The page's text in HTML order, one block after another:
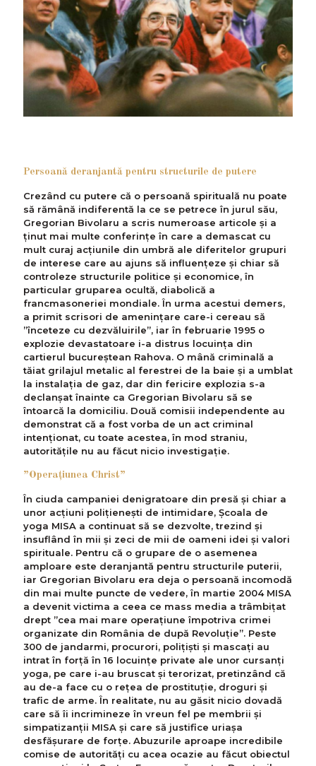
Persoană deranjantă pentru structurile de putere
Crezând cu putere că o persoană spirituală nu poate
să rămână indiferentă la ce se petrece în jurul său,
Gregorian Bivolaru a scris numeroase articole și a
ținut mai multe conferințe în care a demascat cu
mult curaj acțiunile din umbră ale diferitelor grupuri
de interese care au ajuns să influențeze și chiar să
controleze structurile politice și economice, în
particular gruparea ocultă, diabolică a
francmasoneriei mondiale. În urma acestui demers,
a primit scrisori de ameninţare care-i cereau să
”înceteze cu dezvăluirile”, iar în februarie 1995 o
explozie devastatoare i-a distrus locuinţa din
cartierul bucureștean Rahova. O mână criminală a
tăiat grilajul metalic al ferestrei de la baie și a umblat
la instalația de gaz, dar din fericire explozia s-a
declanșat înainte ca Gregorian Bivolaru să se
întoarcă la domiciliu. Două comisii independente au
demonstrat că a fost vorba de un act criminal
intenționat, cu toate acestea, în mod straniu,
autoritățile nu au făcut nicio investigație.
”Operațiunea Christ”
În ciuda campaniei denigratoare din presă și chiar a
unor acțiuni polițienești de intimidare, Școala de
yoga MISA a continuat să se dezvolte, trezind și
insuflând în mii și zeci de mii de oameni idei și valori
spirituale. Pentru că o grupare de o asemenea
amploare este deranjantă pentru structurile puterii,
iar Gregorian Bivolaru era deja o persoană incomodă
din mai multe puncte de vedere, în martie 2004 MISA
a devenit victima a ceea ce mass media a trâmbițat
drept ”cea mai mare operațiune împotriva crimei
organizate din România de după Revoluție”. Peste
300 de jandarmi, procurori, polițiști și mascați au
intrat în forță în 16 locuințe private ale unor cursanți
yoga, pe care i-au bruscat și terorizat, pretinzând că
au de-a face cu o rețea de prostituție, droguri și
trafic de arme. În realitate, nu au găsit nicio dovadă
care să îi incrimineze în vreun fel pe membrii și
simpatizanții MISA și care să justifice uriașa
desfășurare de forțe. Abuzurile aproape incredibile
comise de autorități cu acea ocazie au făcut obiectul